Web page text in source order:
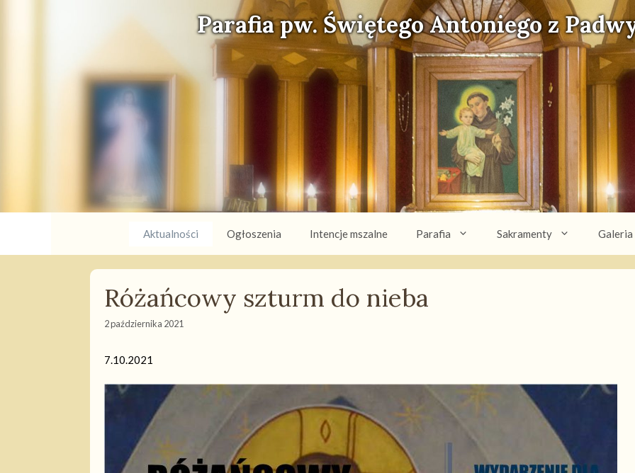
Parafia pw. Świętego Antoniego z
Aktualności Ogłoszenia Intencje mszalne Parafia Sakramenty Galeria
Różańcowy szturm do nieba
2 października 2021
7.10.2021